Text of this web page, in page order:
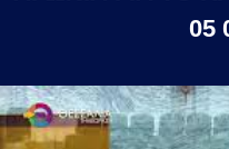
05